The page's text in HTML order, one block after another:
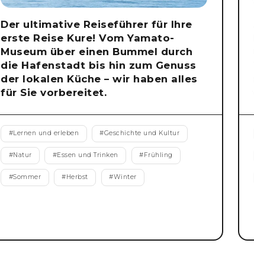
Der ultimative Reiseführer für Ihre
erste Reise Kure! Vom Yamato-
Museum über einen Bummel durch
die Hafenstadt bis hin zum Genuss
der lokalen Küche – wir haben alles
für Sie vorbereitet.
#Lernen und erleben #Geschichte und Kultur
#Natur #Essen und Trinken #Frühling
#Sommer #Herbst #Winter